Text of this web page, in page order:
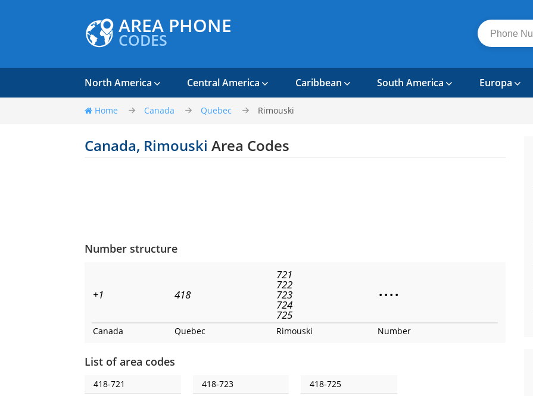
AREA PHONE
CODES
North America Central America Caribbean South America Europa
Home Canada Quebec Rimouski
Canada, Rimouski Area Codes
Number structure
+1 418
721
722
723
724
725
• • • •
Canada Quebec Rimouski Number
List of area codes
418-721
418-723
418-725